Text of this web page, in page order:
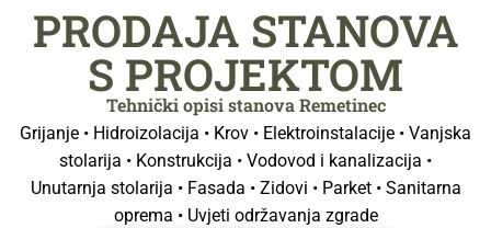
PRODAJA STANOVA
S PROJEKTOM
Tehnički opisi stanova Remetinec
Grijanje • Hidroizolacija • Krov • Elektroinstalacije • Vanjska
stolarija • Konstrukcija • Vodovod i kanalizacija •
Unutarnja stolarija • Fasada • Zidovi • Parket • Sanitarna
oprema • Uvjeti održavanja zgrade